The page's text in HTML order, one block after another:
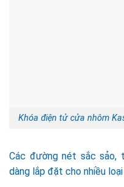
Khóa điện tử cửa nhôm
Các đường nét sắc sảo,
dàng lắp đặt cho nhiều